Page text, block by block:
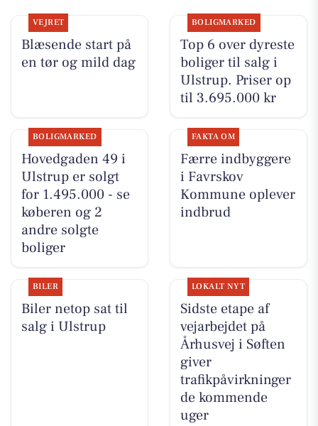
VEJRET
Blæsende start på
en tør og mild dag
BOLIGMARKED
Top 6 over dyreste
boliger til salg i
Ulstrup. Priser op
til 3.695.000 kr
BOLIGMARKED
Hovedgaden 49 i
Ulstrup er solgt
for 1.495.000 - se
køberen og 2
andre solgte
boliger
FAKTA OM
Færre indbyggere
i Favrskov
Kommune oplever
indbrud
BILER
Biler netop sat til
salg i Ulstrup
LOKALT NYT
Sidste etape af
vejarbejdet på
Århusvej i Søften
giver
trafikpåvirkninger
de kommende
uger